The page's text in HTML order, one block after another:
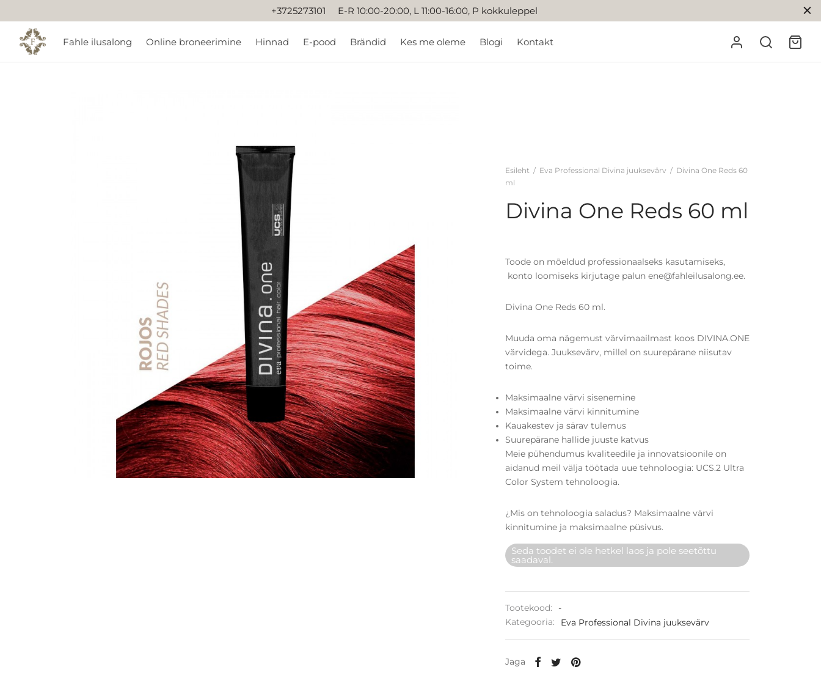
+3725273101 E-R 10:00-20:00, L 11:00-16:00, P kokkuleppel
Fahle ilusalong Online broneerimine Hinnad E-pood Brändid Kes me oleme Blogi Kontakt
Esileht / Eva Professional Divina juuksevärv / Divina One Reds 60
ml
Divina One Reds 60 ml
Toode on mõeldud professionaalseks kasutamiseks,
konto loomiseks kirjutage palun ene@fahleilusalong.ee.
Divina One Reds 60 ml.
Muuda oma nägemust värvimaailmast koos DIVINA.ONE
värvidega. Juuksevärv, millel on suurepärane niisutav
toime.
Maksimaalne värvi sisenemine
Maksimaalne värvi kinnitumine
Kauakestev ja särav tulemus
Suurepärane hallide juuste katvus
Meie pühendumus kvaliteedile ja innovatsioonile on
aidanud meil välja töötada uue tehnoloogia: UCS.2 Ultra
Color System tehnoloogia.
¿Mis on tehnoloogia saladus? Maksimaalne värvi
kinnitumine ja maksimaalne püsivus.
Seda toodet ei ole hetkel laos ja pole seetõttu
saadaval.
Tootekood:
-
Kategooria:
Eva Professional Divina juuksevärv
Jaga